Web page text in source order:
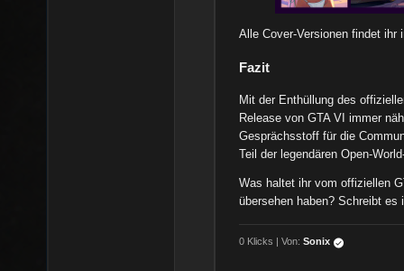
Alle Cover-Versionen findet ihr
Fazit
Mit der Enthüllung des
Release von GTA VI immer
Gesprächsstoff für die
Teil der legendären Open-
Was haltet ihr vom offiziellen
übersehen haben? Schreibt
0 Klicks | Von:Sonix